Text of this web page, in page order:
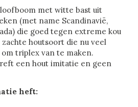
met witte bast uit
(met name Scandinavië,
die goed tegen extreme kou
houtsoort die nu veel
triplex van te maken.
een hout imitatie en geen
heft: